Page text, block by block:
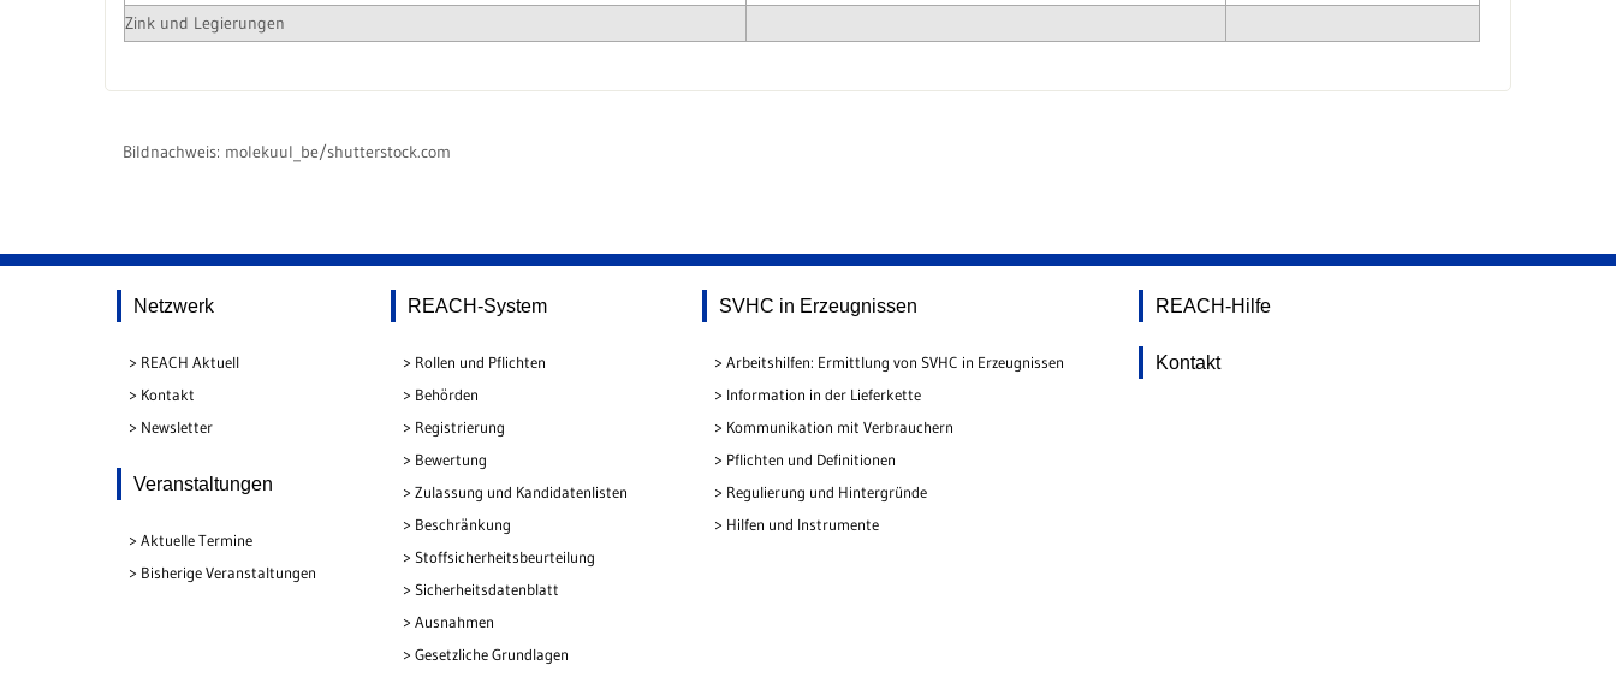
Zink und Legierungen
Bildnachweis: molekuul_be/shutterstock.com
Netzwerk
REACH Aktuell
Kontakt
Newsletter
Veranstaltungen
Aktuelle Termine
Bisherige Veranstaltungen
REACH-System
Rollen und Pflichten
Behörden
Registrierung
Bewertung
Zulassung und Kandidatenlisten
Beschränkung
Stoffsicherheitsbeurteilung
Sicherheitsdatenblatt
Ausnahmen
Gesetzliche Grundlagen
SVHC in Erzeugnissen
Arbeitshilfen: Ermittlung von SVHC in Erzeugnissen
Information in der Lieferkette
Kommunikation mit Verbrauchern
Pflichten und Definitionen
Regulierung und Hintergründe
Hilfen und Instrumente
REACH-Hilfe
Kontakt